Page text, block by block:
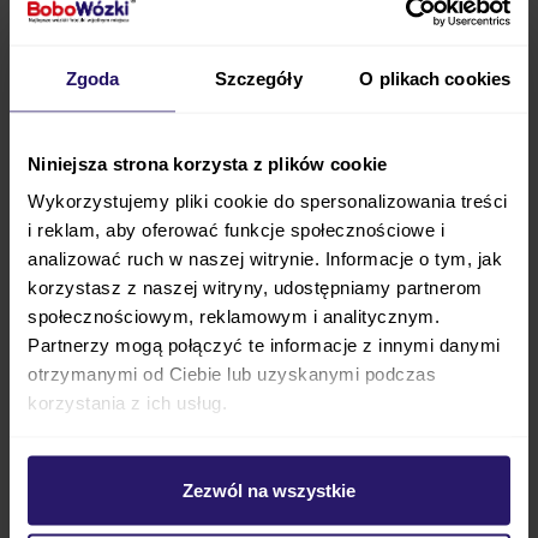
Zgoda Szczegóły O plikach cookies
Niniejsza strona korzysta z plików cookie
Wykorzystujemy pliki cookie do spersonalizowania treści
i reklam, aby oferować funkcje społecznościowe i
analizować ruch w naszej witrynie. Informacje o tym, jak
korzystasz z naszej witryny, udostępniamy partnerom
społecznościowym, reklamowym i analitycznym.
Partnerzy mogą połączyć te informacje z innymi danymi
otrzymanymi od Ciebie lub uzyskanymi podczas
korzystania z ich usług.
Zezwól na wszystkie
regulowana rączka pozwala na dopasowanie wózka
jednym ruchem
ułatwia transport i
przechowywanie. Baby Jogger City Elite 2 to wózek,
który łączy funkcjonalność z wygodą w każdym
aspekcie codziennych spacerów.
Maxi CosiPebble 360 Pro 2 tofotelik
samochodowy, który zrewolucjonizuje każdą podróż
dzięki swojej funkcji obrotu o 360°. Umożliwia to
łatwe i szybkie wkładanie oraz wyjmowanie
dzieckaz samochodu, eliminując konieczność
schylania się. Fotelik montuje się za pomocą
stabilność i bezpieczeństwo. Dodatkowa ochrona
boczna gwarantuje maluchowi